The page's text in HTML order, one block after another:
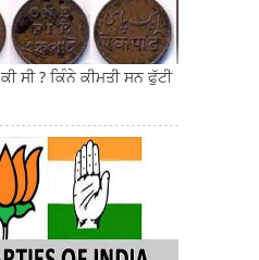
ਸੀ ? ਕਿੰਨੇ ਕੀਮਤੀ ਸਨ ਫੁੱਟੀ